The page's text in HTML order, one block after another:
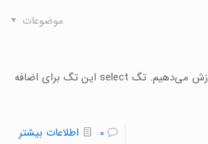
موضوعات
در این بخش از آموزش HTML تگ Optgroup، تگ Option و تگ Select را به شما آموزش می‌دهیم. تگ select این تگ برای اضافه
0 اطلاعات بیشتر